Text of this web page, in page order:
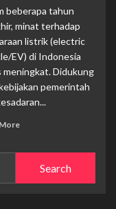
beberapa tahun
minat terhadap
listrik (electric
EV) di Indonesia
meningkat. Didukung
pemerintah
Read
Charger